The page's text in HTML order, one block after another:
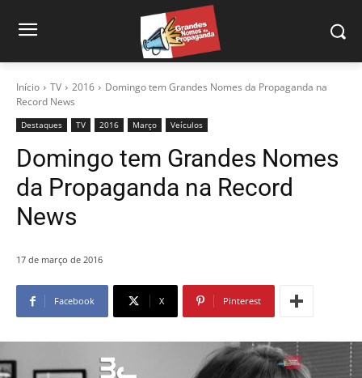
Início TV 2016
Domingo tem Grandes Nomes da Propaganda na
Record News
Destaques TV 2016 Março Veículos
Domingo tem Grandes Nomes
da Propaganda na Record
News
17 de março de 2016
Facebook X Pinterest